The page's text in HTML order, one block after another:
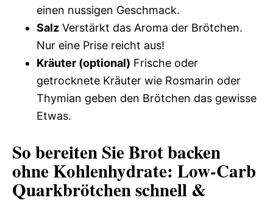
einen nussigen Geschmack.
Salz Verstärkt das Aroma der Brötchen.
Nur eine Prise reicht aus!
Kräuter (optional) Frische oder
getrocknete Kräuter wie Rosmarin oder
Thymian geben den Brötchen das gewisse
Etwas.
So bereiten Sie Brot backen
ohne Kohlenhydrate: Low‑Carb
Quarkbrötchen schnell &